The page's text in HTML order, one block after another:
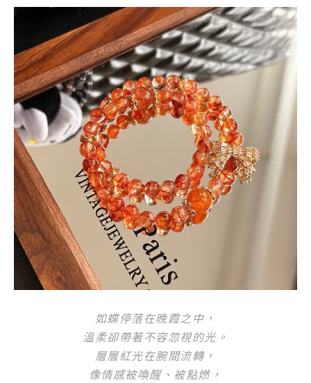
如蝶停落在晚霞之中，
溫柔卻帶著不容忽視的光。
層層紅光在腕間流轉，
像情感被喚醒、被點燃，